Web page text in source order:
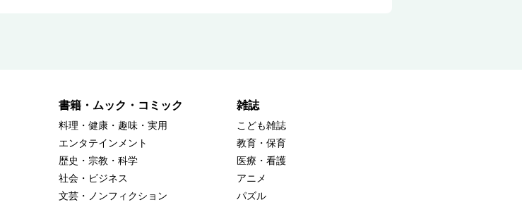
書籍・ムック・コミック
料理・健康・趣味・実用
エンタテインメント
歴史・宗教・科学
社会・ビジネス
文芸・ノンフィクション
雑誌
こども雑誌
教育・保育
医療・看護
アニメ
パズル